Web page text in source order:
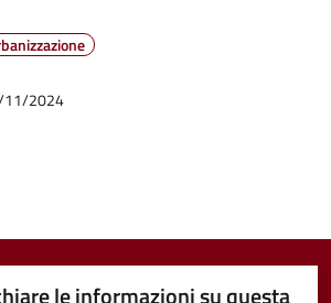
11/2024
le informazioni su questa